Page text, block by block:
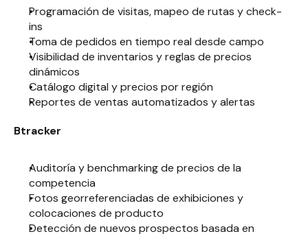
Programación de visitas, mapeo de rutas y check-
ins
Toma de pedidos en tiempo real desde campo
Visibilidad de inventarios y reglas de precios
dinámicos
Catálogo digital y precios por región
Reportes de ventas automatizados y alertas
Btracker
Auditoría y benchmarking de precios de la
competencia
Fotos georreferenciadas de exhibiciones y
colocaciones de producto
Detección de nuevos prospectos basada en